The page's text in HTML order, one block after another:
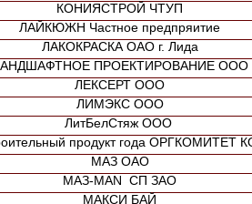
КОНИЯСТРОЙ ЧТУП
ЛАЙКЮЖН Частное предпряитие
ЛАКОКРАСКА ОАО г. Лида
ПРОЕКТИРОВАНИЕ ООО
ЛЕКСЕРТ ООО
ЛИМЭКС ООО
ЛитБелСтяж ООО
продукт года ОРГКОМИТЕТ
МАЗ ОАО
МАЗ-MAN СП ЗАО
МАКСИ БАЙ